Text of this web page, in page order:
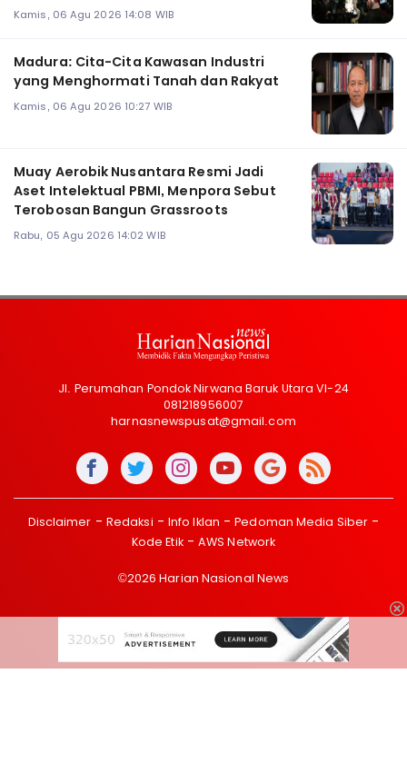
Kamis, 06 Agu 2026 14:08 WIB
Madura: Cita-Cita Kawasan Industri
yang Menghormati Tanah dan Rakyat
Kamis, 06 Agu 2026 10:27 WIB
Muay Aerobik Nusantara Resmi Jadi
Aset Intelektual PBMI, Menpora Sebut
Terobosan Bangun Grassroots
Rabu, 05 Agu 2026 14:02 WIB
Jl. Perumahan Pondok Nirwana Baruk Utara VI-24
081218956007
harnasnewspusat@gmail.com
Disclaimer Redaksi Info Iklan
Pedoman Media Siber
Kode Etik
AWS Network
©2026 Harian Nasional News